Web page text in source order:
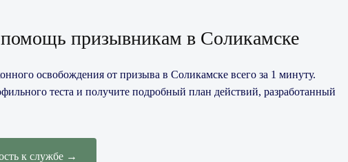
призывникам в Соликамске
освобождения от призыва в Соликамске всего за 1 минуту.
теста и получите подробный план действий, разработанный
к службе →